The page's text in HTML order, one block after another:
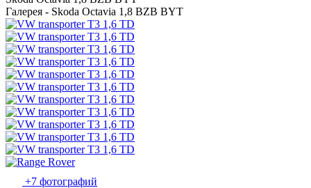
Галерея - Skoda Octavia 1,8 BZB BYT
+7 фотографий